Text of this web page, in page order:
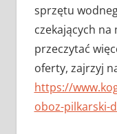
sprzętu
czekających na
przeczytać
oferty, zajrzyj
https://
oboz-pilkarski-